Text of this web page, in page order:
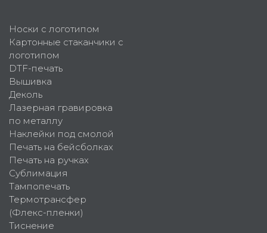
Носки с логотипом
Картонные стаканчики с
логотипом
DTF-печать
Вышивка
Деколь
Лазерная гравировка
по металлу
Наклейки под смолой
Печать на бейсболках
Печать на ручках
Сублимация
Тампопечать
Термотрансфер
(Флекс-пленки)
Тиснение